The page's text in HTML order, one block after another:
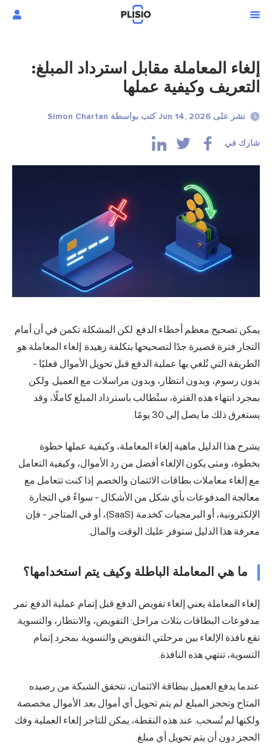
إلغاء المعاملة مقابل استرداد المبلغ:
التعريف وكيفية عملها
نشر على Jun 14, 2026 كتب بواسطة Simon Chartan
شارك في
يمكن تصحيح معظم أخطاء الدفع. لكن المشكلة تكمن في أن أمام
التجار فترة قصيرة جدًا لتصحيحها بتكلفة زهيدة. إلغاء المعاملة هو
الطريقة التي تُلغي بها عملية الدفع قبل تحويل الأموال فعليًا -
بدون رسوم، وبدون انتظار، وبدون مراسلات مع العميل. ولكن
بمجرد انتهاء هذه الفترة، ستُطالب باسترداد المبلغ كاملًا، وقد
يستغرق ذلك ما يصل إلى 30 يومًا.
يشرح هذا الدليل ماهية إلغاء المعاملة، وكيفية عملها خطوة
بخطوة، ومتى يكون الإلغاء أفضل من رد الأموال، وكيفية التعامل
مع إلغاء معاملات بطاقات الائتمان والخصم. إذا كنت تتعامل مع
معالجة المدفوعات بأي شكل من الأشكال - سواءً في التجارة
الإلكترونية، أو البرمجيات كخدمة (SaaS)، أو في المتاجر - فإن
معرفة هذا الدليل ستوفر عليك الوقت والمال.
ما هي المعاملة الباطلة وكيف يتم استخدامها؟
إلغاء المعاملة يعني إلغاء تفويض الدفع قبل إتمام عملية الدفع. تمر
مدفوعات البطاقات بثلاث مراحل: التفويض، والانتظار، والتسوية.
تقع نافذة الإلغاء بين مرحلتي التفويض والتسوية. بمجرد إتمام
التسوية، تنتهي هذه النافذة.
عندما يدفع العميل ببطاقة الائتمان، تتحقق الشبكة من رصيده
المتاح وتحجز المبلغ. لم يتم تحويل أي أموال بعد. الأموال مخصصة
ولكنها لم تُسحب. عند هذه النقطة، يمكن للتاجر إلغاء العملية وفك
الحجز دون أن يتم تحويل أي مبلغ.